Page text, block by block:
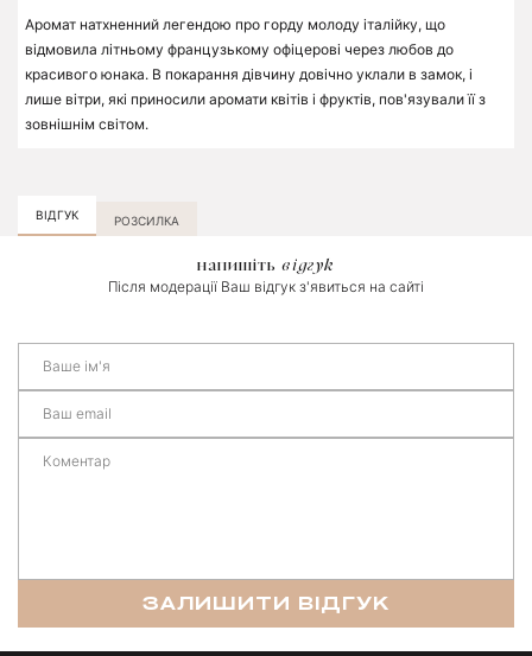
Аромат натхненний легендою про горду молоду італійку, що
відмовила літньому французькому офіцерові через любов до
красивого юнака. В покарання дівчину довічно уклали в замок, і
лише вітри, які приносили аромати квітів і фруктів, пов'язували її з
зовнішнім світом.
ВІДГУК РОЗСИЛКА
напишіть відгук
Після модерації Ваш відгук з'явиться на сайті
ЗАЛИШИТИ ВІДГУК